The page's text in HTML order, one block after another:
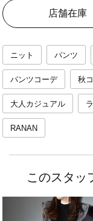
店舗在庫
ニット パンツ
パンツコーデ 秋
大人カジュアル
RANAN
このスタッ